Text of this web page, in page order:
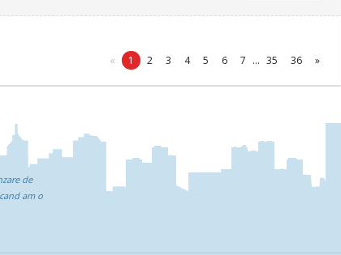
« 1 2 3 4 5 6 7 ... 35 36 »
de
am o